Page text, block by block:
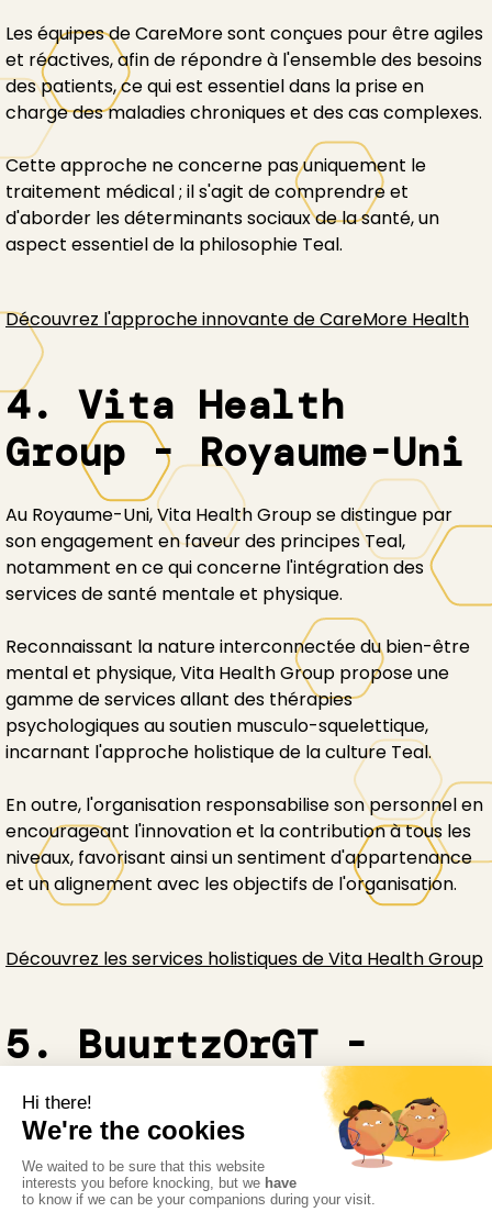
Les équipes de CareMore sont conçues pour être agiles
et réactives, afin de répondre à l'ensemble des besoins
des patients, ce qui est essentiel dans la prise en
charge des maladies chroniques et des cas complexes.
Cette approche ne concerne pas uniquement le
traitement médical ; il s'agit de comprendre et
d'aborder les déterminants sociaux de la santé, un
aspect essentiel de la philosophie Teal.
Découvrez l'approche innovante de CareMore Health
4. Vita Health
Group - Royaume-Uni
Au Royaume-Uni, Vita Health Group se distingue par
son engagement en faveur des principes Teal,
notamment en ce qui concerne l'intégration des
services de santé mentale et physique.
Reconnaissant la nature interconnectée du bien-être
mental et physique, Vita Health Group propose une
gamme de services allant des thérapies
psychologiques au soutien musculo-squelettique,
incarnant l'approche holistique de la culture Teal.
En outre, l'organisation responsabilise son personnel en
encourageant l'innovation et la contribution à tous les
niveaux, favorisant ainsi un sentiment d'appartenance
et un alignement avec les objectifs de l'organisation.
Découvrez les services holistiques de Vita Health Group
5. BuurtzOrGT -
Pays-Bas
Aux Pays-Bas, BuurtzOrGT étend le modèle Buurtzorg
aux soins de santé mentale.